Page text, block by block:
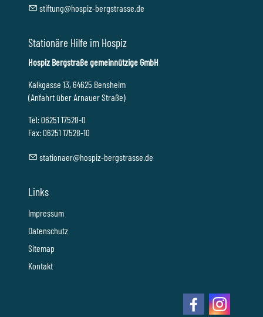
stft ng h sp z-b rgstr ss d
Stationäre Hilfe im Hospiz
Hospiz Bergstraße gemeinnützige GmbH
Kalkgasse 13, 64625 Bensheim
(Anfahrt über Arnauer Straße)
Tel: 06251 17528-0
Fax: 06251 17528-10
st t n r h sp z-b rgstr ss d
Links
Impressum
Datenschutz
Sitemap
Kontakt